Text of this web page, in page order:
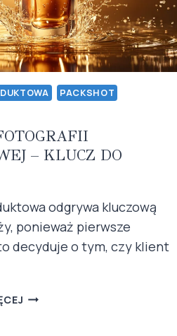
PACKSHOT
– KLUCZ DO
odgrywa kluczową
ponieważ pierwsze
decyduje o tym, czy klient
RETUSZ